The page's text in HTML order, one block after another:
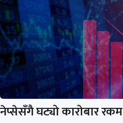
नेप्सेसँगै घट्यो कारोबार रकम